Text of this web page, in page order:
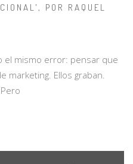
POR RAQUEL
el mismo error: pensar que
marketing. Ellos graban.